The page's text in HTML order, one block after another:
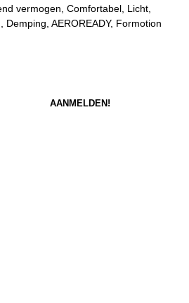
vermogen, Comfortabel, Licht,
Demping, AEROREADY, Formotion